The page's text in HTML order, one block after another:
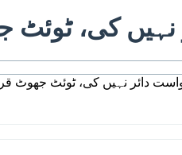
کی، ٹوئٹ
دائر نہیں کی، ٹوئٹ جھوٹ